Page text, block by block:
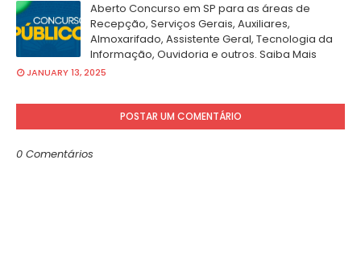
Aberto Concurso em SP para as áreas de
Recepção, Serviços Gerais, Auxiliares,
Almoxarifado, Assistente Geral, Tecnologia da
Informação, Ouvidoria e outros. Saiba Mais
JANUARY 13, 2025
POSTAR UM COMENTÁRIO
0 Comentários